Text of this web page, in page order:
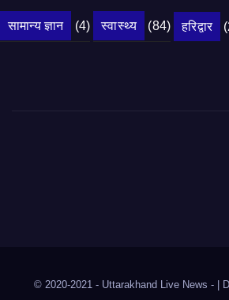
सामान्य ज्ञान (4) स्वास्थ्य (84) हरिद्वार
© 2020-2021 - Uttarakhand Live News -